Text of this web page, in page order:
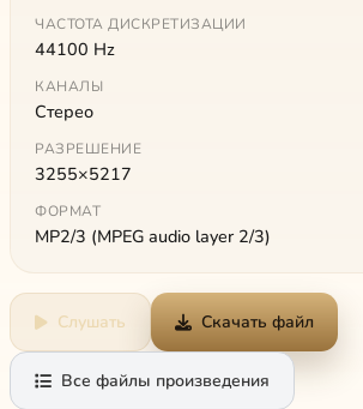
ЧАСТОТА ДИСКРЕТИЗАЦИИ
44100 Hz
КАНАЛЫ
Стерео
РАЗРЕШЕНИЕ
3255×5217
ФОРМАТ
MP2/3 (MPEG audio layer 2/3)
Слушать Скачать файл
Все файлы произведения